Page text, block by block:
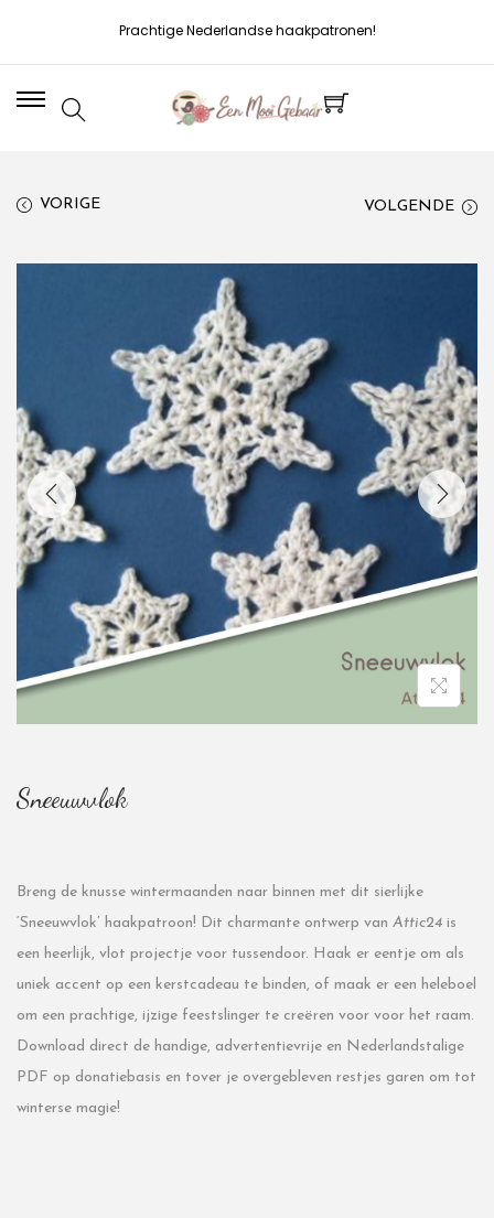
Prachtige Nederlandse haakpatronen!
VORIGE VOLGENDE
Sneeuwvlok
Breng de knusse wintermaanden naar binnen met dit sierlijke
‘Sneeuwvlok’ haakpatroon! Dit charmante ontwerp van Attic24 is
een heerlijk, vlot projectje voor tussendoor. Haak er eentje om als
uniek accent op een kerstcadeau te binden, of maak er een heleboel
om een prachtige, ijzige feestslinger te creëren voor voor het raam.
Download direct de handige, advertentievrije en Nederlandstalige
PDF op donatiebasis en tover je overgebleven restjes garen om tot
winterse magie!